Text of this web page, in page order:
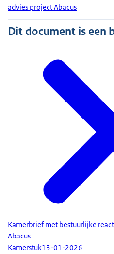
advies project Abacus
Dit document is een
Kamerbrief met bestuurlijke
Abacus
Kamerstuk13-01-2026